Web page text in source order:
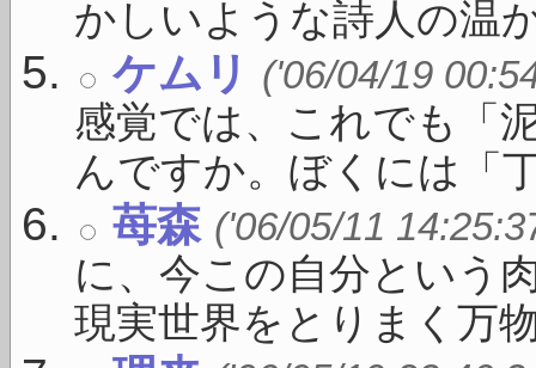
かしいような詩人の温
ケムリ ('06/04/19
感覚では、これでも「
んですか。ぼくには「
苺森 ('06/05/11
に、今この自分という
現実世界をとりまく万